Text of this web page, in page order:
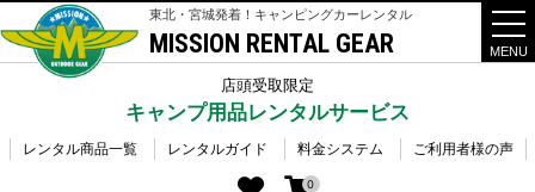
東北・宮城発着！キャンピングカーレンタル
MISSION RENTAL GEAR
t
o
n
店頭受取限定
キャンプ用品レンタルサービス
レンタル商品一覧 レンタルガイド 料金システム ご利用者様の声
0